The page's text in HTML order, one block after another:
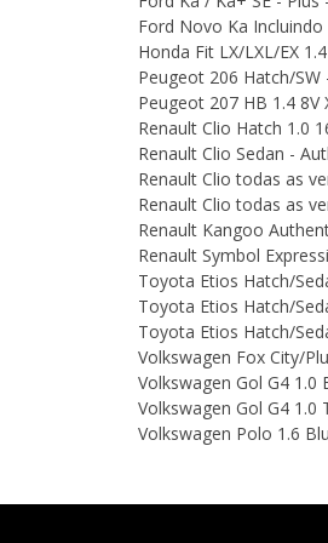
Ford Novo Ka Incluindo
Honda Fit LX/LXL/EX
Peugeot 206 Hatch/SW
Peugeot 207 HB 1.4 8V
Renault Clio Hatch 1.0
Renault Clio Sedan -
Renault Clio todas as
Renault Clio todas as
Renault Kangoo
Renault Symbol
Toyota Etios Hatch/
Toyota Etios Hatch/
Toyota Etios Hatch/
Volkswagen Fox City/
Volkswagen Gol G4
Volkswagen Gol G4 1.0
Volkswagen Polo 1.6